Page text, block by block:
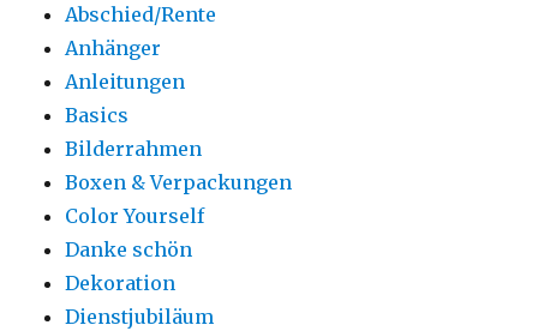
Abschied/Rente
Anhänger
Anleitungen
Basics
Bilderrahmen
Boxen & Verpackungen
Color Yourself
Danke schön
Dekoration
Dienstjubiläum